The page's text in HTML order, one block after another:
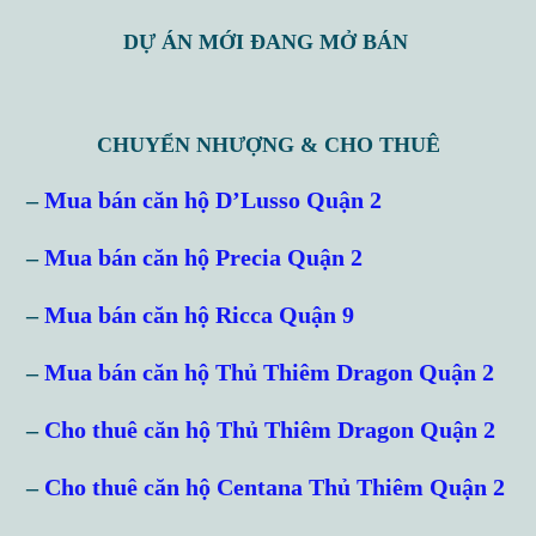
DỰ ÁN MỚI ĐANG MỞ BÁN
CHUYỂN NHƯỢNG & CHO THUÊ
–Mua bán căn hộ D’Lusso Quận 2
–Mua bán căn hộ Precia Quận 2
–Mua bán căn hộ Ricca Quận 9
–Mua bán căn hộ Thủ Thiêm Dragon Quận 2
– Cho thuê căn hộ Thủ Thiêm Dragon Quận 2
– Cho thuê căn hộ Centana Thủ Thiêm Quận 2
Log in
Password